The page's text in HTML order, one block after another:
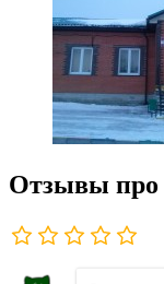
Отзывы про